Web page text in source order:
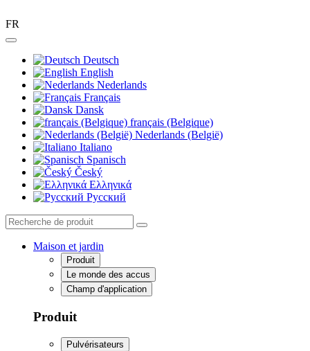
FR
Deutsch
English
Nederlands
Français
Dansk
français (Belgique)
Nederlands (België)
Italiano
Spanisch
Český
Ελληνικά
Pусский
Maison et jardin
Produit
Le monde des accus
Champ d'application
Produit
Pulvérisateurs